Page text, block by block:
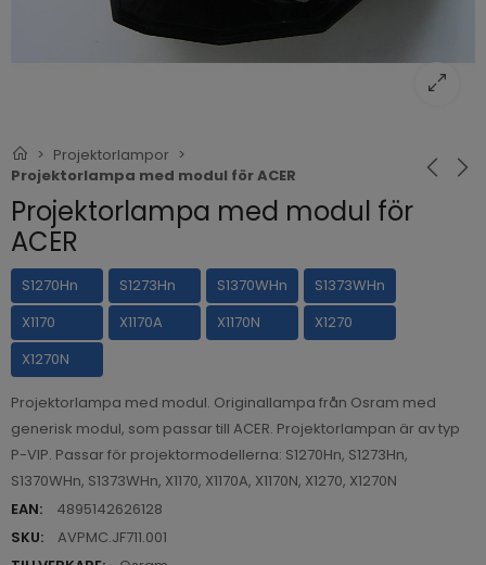
Projektorlampor
Projektorlampa med modul för ACER
Projektorlampa med modul för
ACER
S1270Hn S1273Hn S1370WHn
S1373WHn
X1170
X1170A X1170N
X1270
X1270N
Projektorlampa med modul. Originallampa från Osram med
generisk modul, som passar till ACER. Projektorlampan är av typ
P-VIP. Passar för projektormodellerna: S1270Hn, S1273Hn,
S1370WHn, S1373WHn, X1170, X1170A, X1170N, X1270, X1270N
EAN:
4895142626128
SKU:
AVPMC.JF711.001